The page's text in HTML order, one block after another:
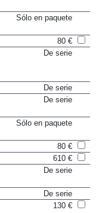
Sólo en paquete
80 €
De serie
De serie
De serie
Sólo en paquete
80 €
610 €
De serie
De serie
130 €